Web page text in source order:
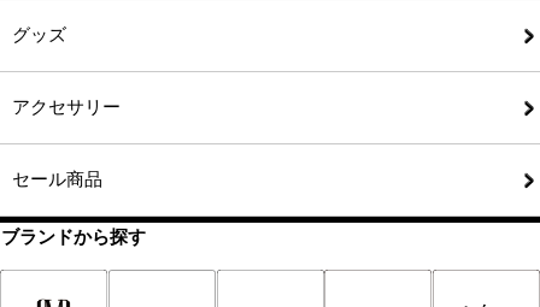
グッズ
アクセサリー
セール商品
ブランドから探す